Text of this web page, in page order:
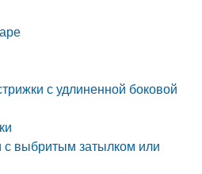
с удлиненной боковой
с выбритым затылком или